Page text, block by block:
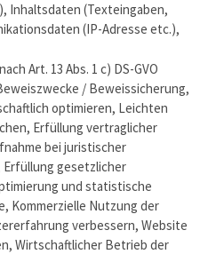
Inhaltsdaten (Texteingaben,
(IP-Adresse etc.),
Art. 13 Abs. 1 c) DS-GVO
/ Beweissicherung,
optimieren, Leichten
Erfüllung vertraglicher
bei juristischer
gesetzlicher
und statistische
Kommerzielle Nutzung der
verbessern, Website
Wirtschaftlicher Betrieb der